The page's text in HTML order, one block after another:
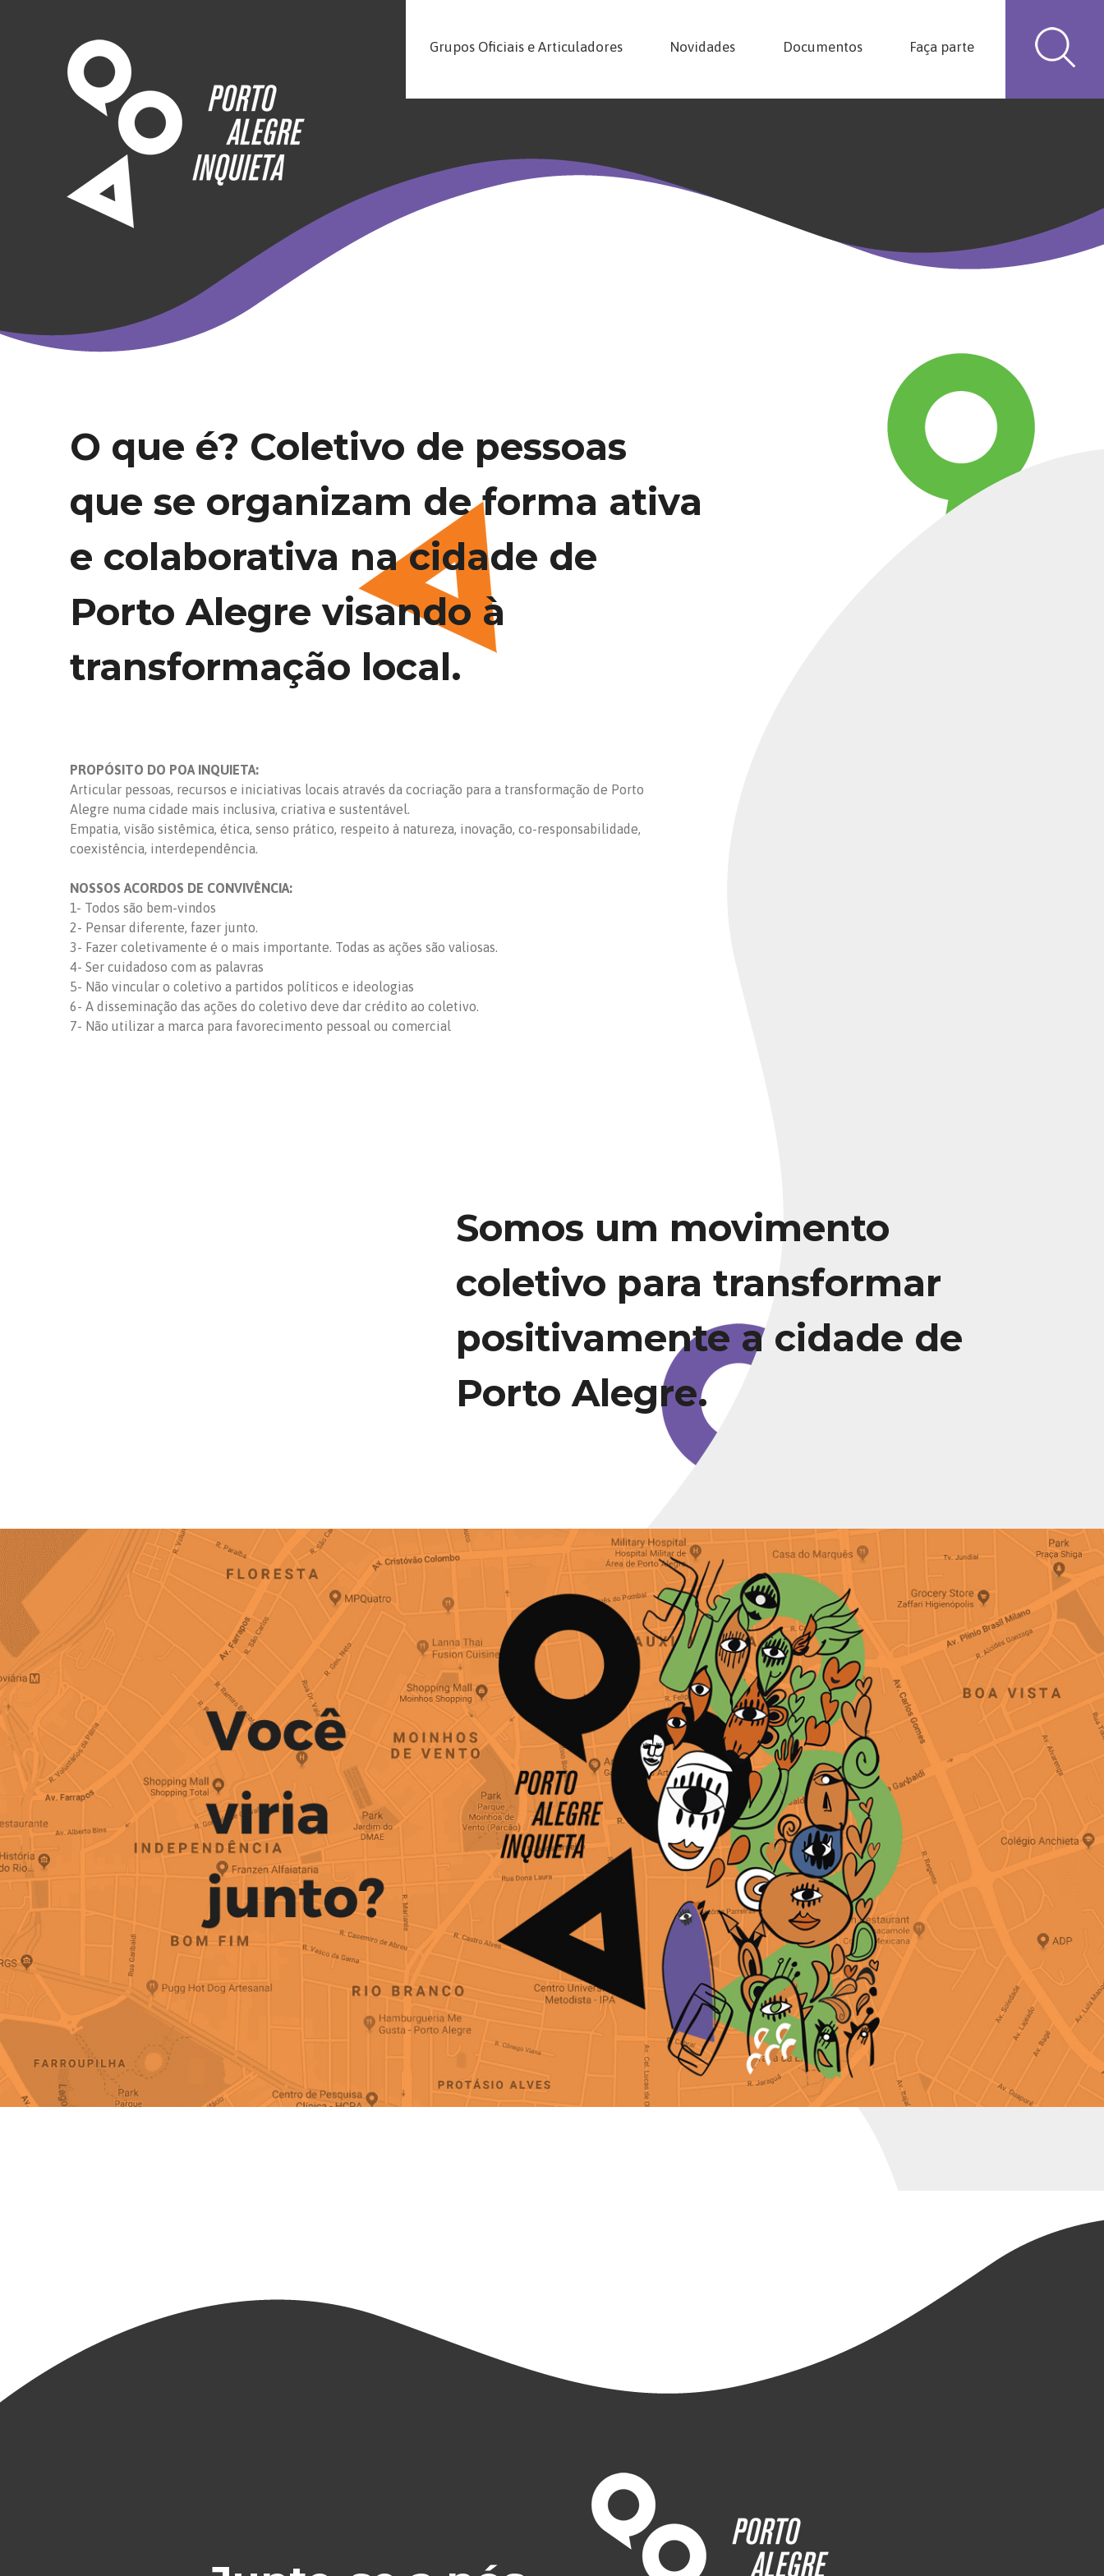
Grupos Oficiais e Articuladores Novidades Documentos Faça parte
O que é? Coletivo de pessoas
que se organizam de forma ativa
e colaborativa na cidade de
Porto Alegre visando à
transformação local.
PROPÓSITO DO POA INQUIETA:
Articular pessoas, recursos e iniciativas locais através da cocriação para a transformação de Porto
Alegre numa cidade mais inclusiva, criativa e sustentável.
Empatia, visão sistêmica, ética, senso prático, respeito à natureza, inovação, co-responsabilidade,
coexistência, interdependência.
NOSSOS ACORDOS DE CONVIVÊNCIA:
1- Todos são bem-vindos
2- Pensar diferente, fazer junto.
3- Fazer coletivamente é o mais importante. Todas as ações são valiosas.
4- Ser cuidadoso com as palavras
5- Não vincular o coletivo a partidos políticos e ideologias
6- A disseminação das ações do coletivo deve dar crédito ao coletivo.
7- Não utilizar a marca para favorecimento pessoal ou comercial
Somos um movimento
coletivo para transformar
positivamente a cidade de
Porto Alegre.